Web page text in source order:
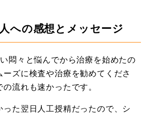
への感想とメッセージ
悶々と悩んでから治療を始めたの
ズに検査や治療を勧めてくださ
流れも速かったです。
た翌日人工授精だったので、シ